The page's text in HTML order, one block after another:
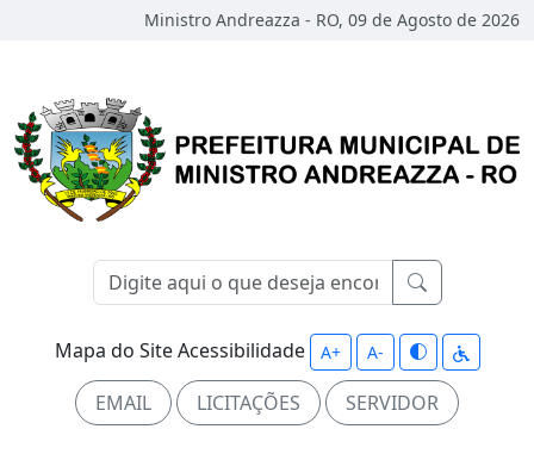
Ministro Andreazza - RO, 09 de Agosto de 2026
Mapa do SiteAcessibilidade A+ A-
EMAIL LICITAÇÕES SERVIDOR